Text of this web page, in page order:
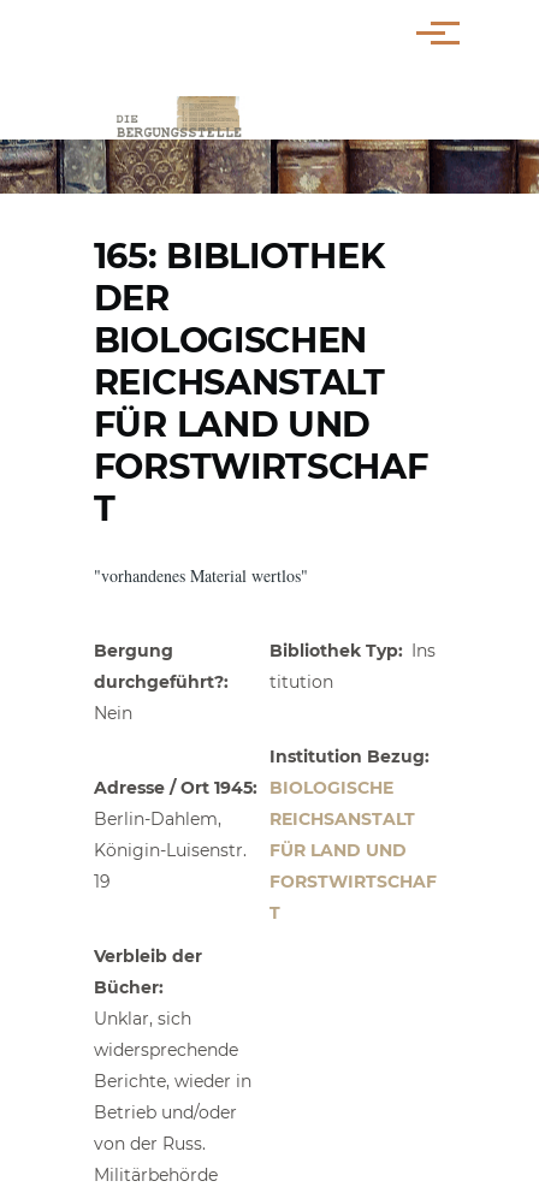
Menü
PFADNAVIGATION
165: BIBLIOTHEK
DER
BIOLOGISCHEN
REICHSANSTALT
FÜR LAND UND
FORSTWIRTSCHAF
T
"vorhandenes Material wertlos"
Bergung
durchgeführt?
Nein
Adresse / Ort 1945
Berlin-Dahlem,
Königin-Luisenstr.
19
Verbleib der
Bücher
Unklar, sich
widersprechende
Berichte, wieder in
Betrieb und/oder
von der Russ.
Militärbehörde
Bibliothek Typ
Ins
titution
Institution Bezug
BIOLOGISCHE
REICHSANSTALT
FÜR LAND UND
FORSTWIRTSCHAF
T